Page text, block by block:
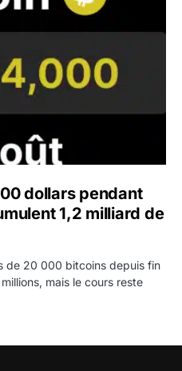
dollars pendant
1,2 milliard de
de 20 000 bitcoins depuis fin
mais le cours reste